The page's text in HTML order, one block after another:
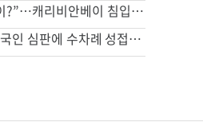
“여자탈의실에 남성이?”…캐리비안베이 침입 신고, 일주일째 못 잡았다
축구협회, 15년 전 외국인 심판에 수차례 성접대...월드컵 예선도 포함